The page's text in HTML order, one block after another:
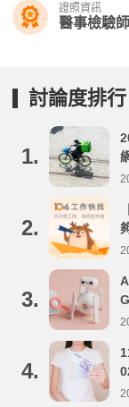
證照資訊
醫事檢驗
討論度排行
1.
2.
3.
4.